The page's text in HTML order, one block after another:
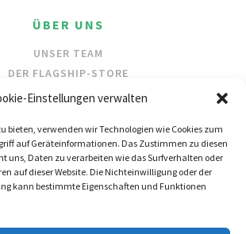
Einstellungen verwalten
bieten, verwenden wir Technologien wie Cookies zum
auf Geräteinformationen. Das Zustimmen zu diesen
uns, Daten zu verarbeiten wie das Surfverhalten oder
auf dieser Website. Die Nichteinwilligung oder der
kann bestimmte Eigenschaften und Funktionen
ÜBER UNS
UNSER TEAM
DER FLAGSHIP-STORE
UNSERE INHALTSSTOFFE
HÄNDLER
GROSSHANDEL